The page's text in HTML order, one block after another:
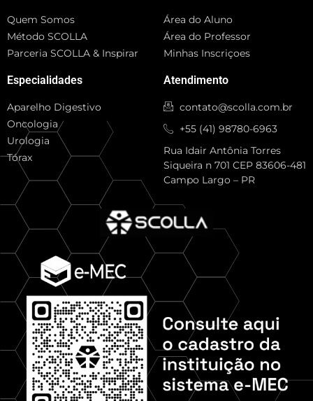
Quem Somos
Método SCOLLA
Parceria SCOLLA & Inspirar
Especialidades
Aparelho Digestivo
Oncologia
Urologia
Tórax
Área do Aluno
Área do Professor
Minhas Inscriçoes
Atendimento
contato@scolla.com.br
+55 (41) 98780-6963
Rua Idair Antônia Torres
Siqueira n 701 CEP 83606-481
Campo Largo – PR